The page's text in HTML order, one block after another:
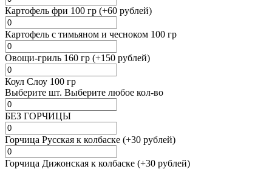
Картофель фри 100 гр (+60 рублей)
Картофель с тимьяном и чесноком 100 гр
Овощи-гриль 160 гр (+150 рублей)
Коул Слоу 100 гр
Выберите шт. Выберите любое кол-во
БЕЗ ГОРЧИЦЫ
Горчица Русская к колбаске (+30 рублей)
Горчица Дижонская к колбаске (+30 рублей)